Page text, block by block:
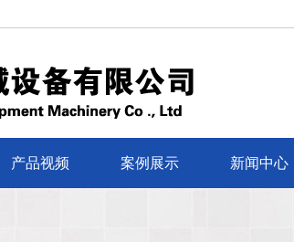
产品视频 案例展示 新闻中心